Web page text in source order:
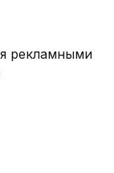
рекламными